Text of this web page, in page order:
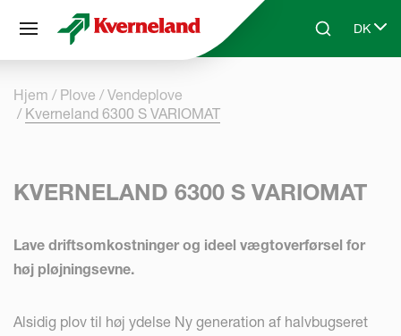
Skip to main contentSearchDK
Select
Hjem Plove
Vendeplove
Kverneland 6300 S VARIOMAT
KVERNELAND 6300 S VARIOMAT
Lave driftsomkostninger og ideel vægtoverførsel for
høj pløjningsevne.
Alsidig plov til høj ydelse Ny generation af halvbugseret
CCookie-styringspanel